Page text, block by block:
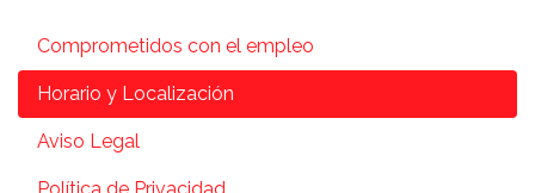
Comprometidos con el empleo
Horario y Localización
Aviso Legal